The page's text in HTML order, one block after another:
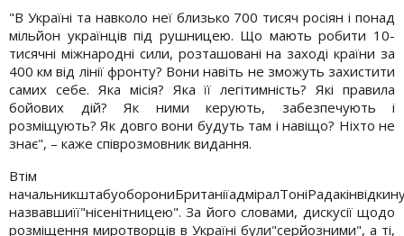
"В Україні та навколо неї близько 700 тисяч росіян і понад
мільйон українців під рушницею. Що мають робити 10-
тисячні міжнародні сили, розташовані на заході країни за
400 км від лінії фронту? Вони навіть не зможуть захистити
самих себе. Яка місія? Яка її легітимність? Які правила
бойових дій? Як ними керують, забезпечують і
розміщують? Як довго вони будуть там і навіщо? Ніхто не
знає", – каже співрозмовник видання.
Втім
назвавшиїї"нісенітницею". За його словами, дискусії щодо
розміщення миротворців в Україні були"серйозними", а ті,